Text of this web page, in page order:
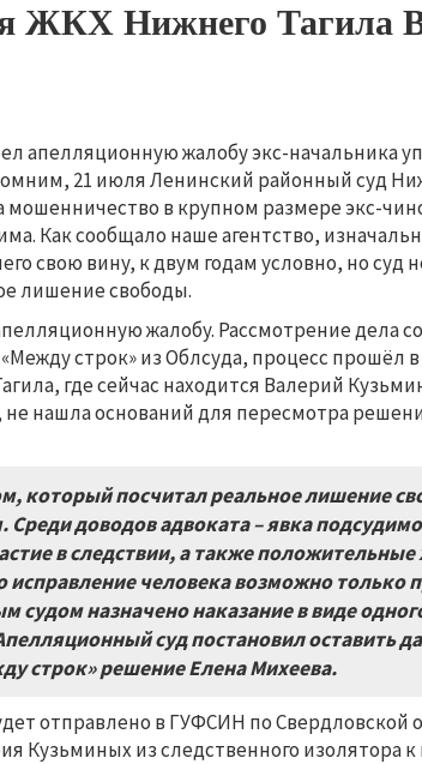
ЖКХ Нижнего Тагила
апелляционную жалобу экс-начальника
21 июля Ленинский районный суд
в крупном размере экс-
Как сообщало наше агентство,
свою вину, к двум годам условно, но суд
лишение свободы.
жалобу. Рассмотрение дела
строк» из Облсуда, процесс прошёл
где сейчас находится Валерий
нашла оснований для пересмотра
который посчитал реальное лишение
доводов адвоката – явка
в следствии, а также
исправление человека возможно только
судом назначено наказание в виде
суд постановил оставить
строк» решение Елена Михеева.
отправлено в ГУФСИН по Свердловской
Кузьминых из следственного изолятора